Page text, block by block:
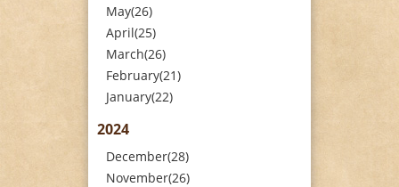
May(26)
April(25)
March(26)
February(21)
January(22)
2024
December(28)
November(26)